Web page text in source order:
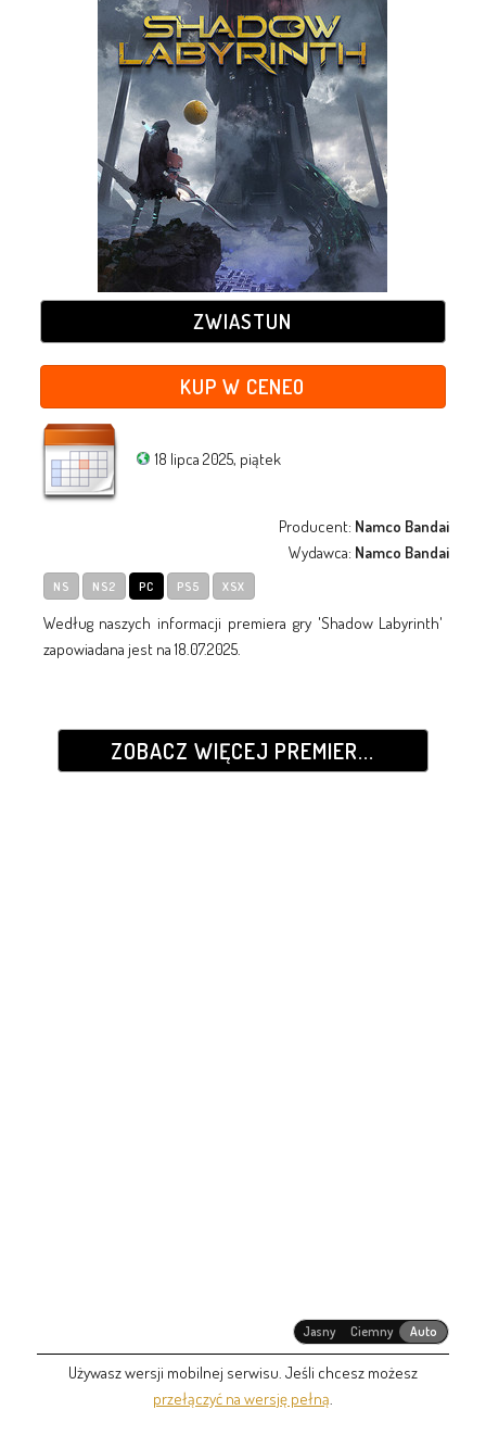
ZWIASTUN
KUP W CENEO
18 lipca 2025, piątek
Producent: Namco Bandai
Wydawca: Namco Bandai
NS NS2 PC PS5 XSX
Według naszych informacji premiera gry 'Shadow Labyrinth'
zapowiadana jest na 18.07.2025.
ZOBACZ WIĘCEJ PREMIER...
Jasny Ciemny Auto
Używasz wersji mobilnej serwisu. Jeśli chcesz możesz
przełączyć na wersję pełną